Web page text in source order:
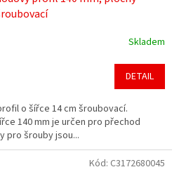
A
M
A
Skladem
DETAIL
o šířce 14 cm šroubovací.
140 mm je určen pro přechod
pro šrouby jsou...
Kód: C3172680045